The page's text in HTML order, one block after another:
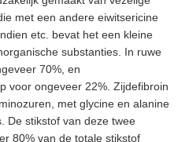
met een andere eiwitsericine
etc. bevat het een kleine
substanties. In ruwe
70%, en
voor ongeveer 22%. Zijdefibroin
met glycine en alanine
De stikstof van deze twee
80% van de totale stikstof